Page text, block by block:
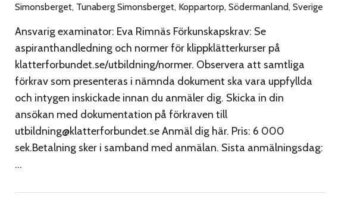
Simonsberget, Tunaberg Simonsberget, Koppartorp, Södermanland, Sverige
Ansvarig examinator: Eva Rimnäs Förkunskapskrav: Se
aspiranthandledning och normer för klippklätterkurser på
klatterforbundet.se/utbildning/normer. Observera att samtliga
förkrav som presenteras i nämnda dokument ska vara uppfyllda
och intygen inskickade innan du anmäler dig. Skicka in din
ansökan med dokumentation på förkraven till
utbildning@klatterforbundet.se Anmäl dig här. Pris: 6 000
sek.Betalning sker i samband med anmälan. Sista anmälningsdag:
…